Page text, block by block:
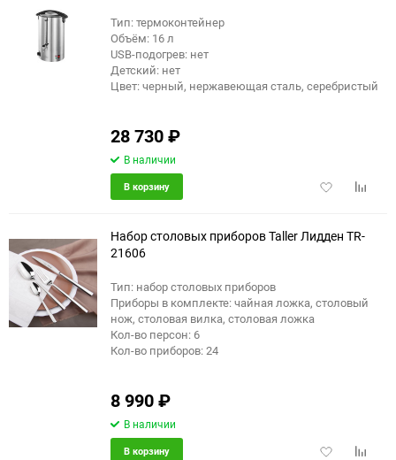
Тип: термоконтейнер
Объём: 16 л
USB-подогрев: нет
Детский: нет
Цвет: черный, нержавеющая сталь, серебристый
28 730₽
В наличии
Добавить
В корзину
Набор столовых приборов Taller Лидден TR-
21606
Тип: набор столовых приборов
Приборы в комплекте: чайная ложка, столовый
нож, столовая вилка, столовая ложка
Кол-во персон: 6
Кол-во приборов: 24
8 990₽
В наличии
Добавить
В корзину